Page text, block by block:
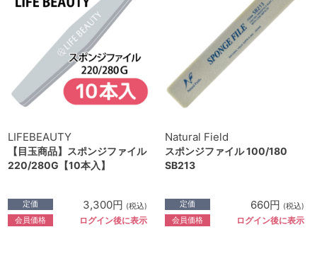
LIFEBEAUTY
【目玉商品】スポンジファイル
220/280G【10本入】
定価 3,300円 (税込)
会員価格 ログイン後に表示
Natural Field
スポンジファイル 100/180
SB213
定価 660円 (税込)
会員価格 ログイン後に表示